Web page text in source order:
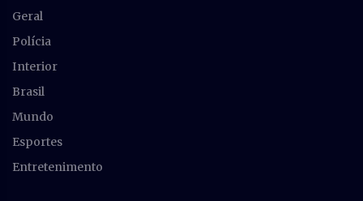
Geral
Polícia
Interior
Brasil
Mundo
Esportes
Entretenimento